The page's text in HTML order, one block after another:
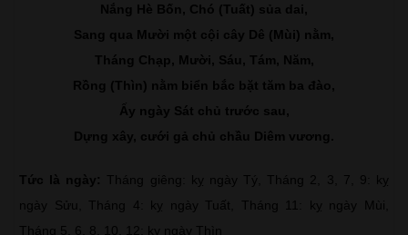
Nắng Hè Bốn, Chó (Tuất) sủa dai,
Sang qua Mười một cội cây Dê (Mùi) nằm,
Tháng Chạp, Mười, Sáu, Tám, Năm,
Rồng (Thìn) nằm biển bắc bặt tăm ba đào,
Ấy ngày Sát chủ trước sau,
Dựng xây, cưới gả chủ chầu Diêm vương.
Tức là ngày: Tháng giêng: kỵ ngày Tý, Tháng 2, 3, 7, 9: kỵ
ngày Sửu, Tháng 4: kỵ ngày Tuất, Tháng 11: kỵ ngày Mùi,
Tháng 5, 6, 8, 10, 12: kỵ ngày Thìn